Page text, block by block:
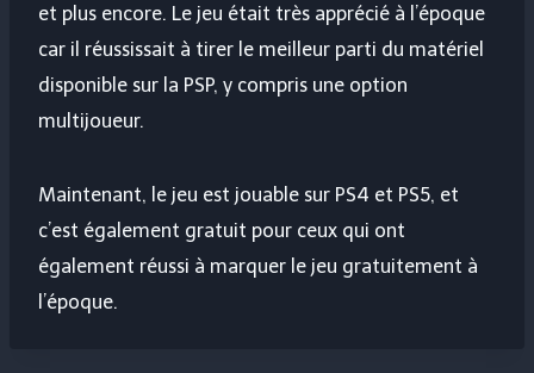
et plus encore. Le jeu était très apprécié à l’époque
car il réussissait à tirer le meilleur parti du matériel
disponible sur la PSP, y compris une option
multijoueur.
Maintenant, le jeu est jouable sur PS4 et PS5, et
c’est également gratuit pour ceux qui ont
également réussi à marquer le jeu gratuitement à
l’époque.